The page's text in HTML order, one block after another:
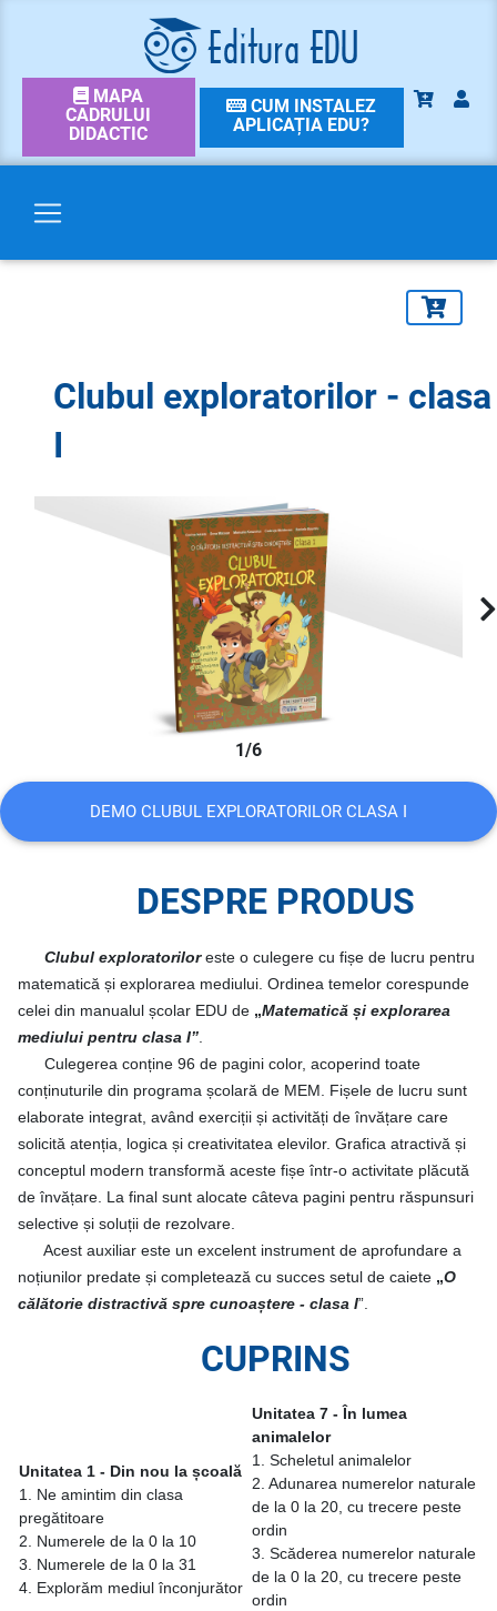
MAPA
CADRULUI
DIDACTIC
CUM INSTALEZ
APLICAȚIA EDU?
Clubul exploratorilor - clasa
I
1/6
DEMO CLUBUL EXPLORATORILOR CLASA I
DESPRE PRODUS
Clubul exploratoriloreste o culegere cu fișe de lucru pentru
matematică și explorarea mediului. Ordinea temelor corespunde
celei din manualul școlar EDU de „Matematică și explorarea
mediului pentru clasa I”
Culegerea conține 96 de pagini color, acoperind toate
conținuturile din programa școlară de MEM. Fișele de lucru sunt
elaborate integrat, având exerciții și activități de învățare care
solicită atenția, logica și creativitatea elevilor. Grafica atractivă și
conceptul modern transformă aceste fișe într-o activitate plăcută
de învățare. La final sunt alocate câteva pagini pentru răspunsuri
selective și soluții de rezolvare.
Acest auxiliar este un excelent instrument de aprofundare a
noțiunilor predate și completează cu succes setul de caiete „O
călătorie distractivă spre cunoaștere - clasa I”.
CUPRINS
Unitatea 1 - Din nou la școală
1. Ne amintim din clasa
pregătitoare
2. Numerele de la 0 la 10
3. Numerele de la 0 la 31
4. Explorăm mediul înconjurător
Unitatea 7 - În lumea
animalelor
1. Scheletul animalelor
2. Adunarea numerelor naturale
de la 0 la 20, cu trecere peste
ordin
3. Scăderea numerelor naturale
de la 0 la 20, cu trecere peste
ordin